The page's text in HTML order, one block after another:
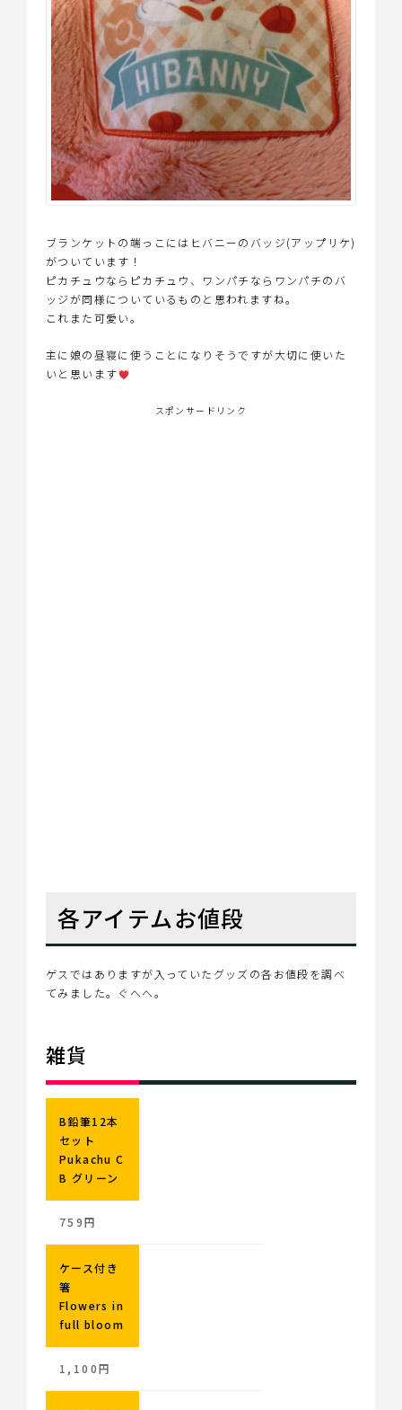
ブランケットの端っこにはヒバニーのバッジ(アップリケ)
がついています！
ピカチュウならピカチュウ、ワンパチならワンパチのバ
ッジが同様についているものと思われますね。
これまた可愛い。
主に娘の昼寝に使うことになりそうですが大切に使いた
いと思います
スポンサードリンク
各アイテムお値段
ゲスではありますが入っていたグッズの各お値段を調べ
てみました。ぐへへ。
雑貨
B鉛筆12本
セット
Pukachu C
B グリーン
759円
ケース付き
箸
Flowers in
full bloom
1,100円